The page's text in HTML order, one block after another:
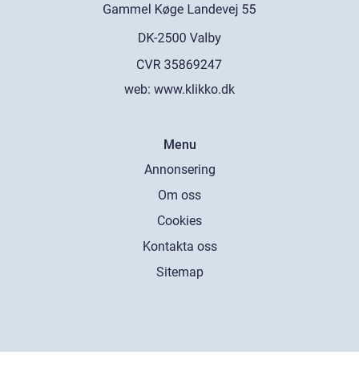
web: www.klikko.dk
Menu
Annonsering
Om oss
Cookies
Kontakta oss
Sitemap